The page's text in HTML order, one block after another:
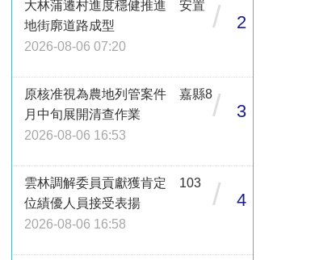
大林蒲遷村進度穩健推進 安置
地街廓道路成型
2026-08-06 07:20
/ 2
原核准視為農地列管案件 嘉縣8
月中旬展開清查作業
2026-08-06 16:53
/ 3
雲林調解委員貢獻獲肯定 103
位績優人員接受表揚
2026-08-06 16:58
/ 4